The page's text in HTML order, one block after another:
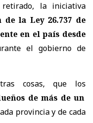
la iniciativa
la Ley 26.737 de
en el país desde
el gobierno de
cosas, que los
de más de un
provincia y de cada